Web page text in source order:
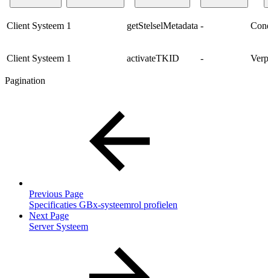
Client Systeem 1 getStelselMetadata -
Client Systeem 1 activateTKID -
Pagination
Previous Page
Specificaties GBx-systeemrol profielen
Next Page
Server Systeem